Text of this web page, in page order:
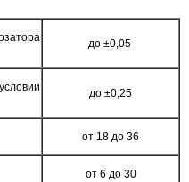
до ±0,05
до ±0,25
от 18 до 36
от 6 до 30